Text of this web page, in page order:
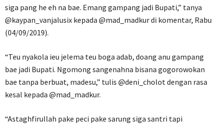
siga pang he eh na bae. Emang gampang jadi Bupati,” tanya
@kaypan_vanjalusix kepada @mad_madkur di komentar, Rabu
(04/09/2019).
“Teu nyakola ieu jelema teu boga adab, doang anu gampang
bae jadi Bupati. Ngomong sangenahna bisana gogorowokan
bae tanpa berbuat, madesu,” tulis @deni_cholot dengan rasa
kesal kepada @mad_madkur.
“Astaghfirullah pake peci pake sarung siga santri tapi